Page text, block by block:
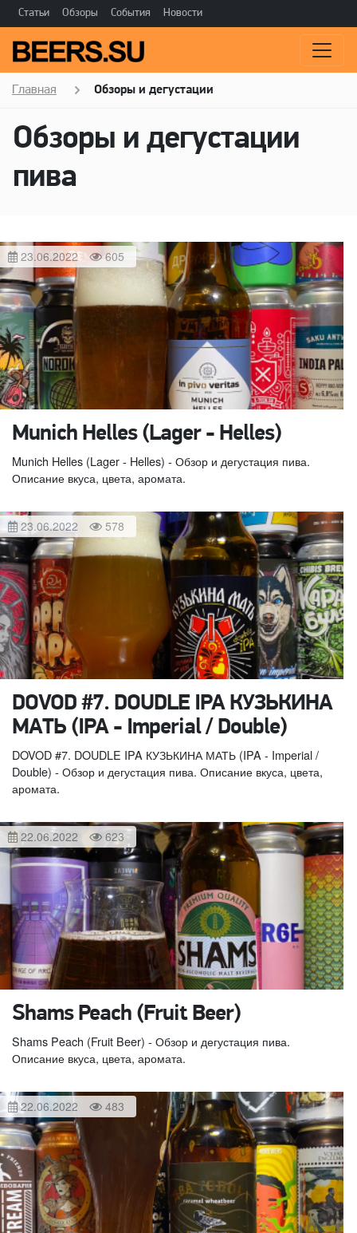
Статьи Обзоры События Новости
Главная Обзоры и дегустации
Обзоры и дегустации
пива
23.06.2022 605
Munich Helles (Lager - Helles)
Munich Helles (Lager - Helles) - Обзор и дегустация пива.
Описание вкуса, цвета, аромата.
23.06.2022 578
DOVOD #7. DOUDLE IPA КУЗЬКИНА
МАТЬ (IPA - Imperial / Double)
DOVOD #7. DOUDLE IPA КУЗЬКИНА МАТЬ (IPA - Imperial /
Double) - Обзор и дегустация пива. Описание вкуса, цвета,
аромата.
22.06.2022 623
Shams Peach (Fruit Beer)
Shams Peach (Fruit Beer) - Обзор и дегустация пива.
Описание вкуса, цвета, аромата.
22.06.2022 483